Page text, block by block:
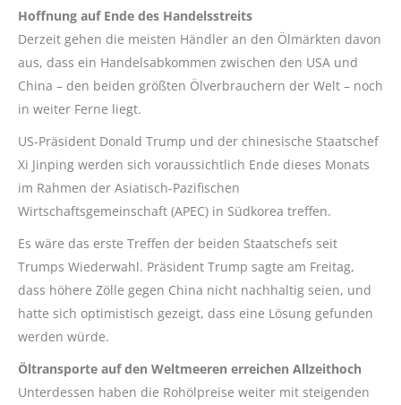
Hoffnung auf Ende des Handelsstreits
Derzeit gehen die meisten Händler an den Ölmärkten davon
aus, dass ein Handelsabkommen zwischen den USA und
China – den beiden größten Ölverbrauchern der Welt – noch
in weiter Ferne liegt.
US-Präsident Donald Trump und der chinesische Staatschef
Xi Jinping werden sich voraussichtlich Ende dieses Monats
im Rahmen der Asiatisch-Pazifischen
Wirtschaftsgemeinschaft (APEC) in Südkorea treffen.
Es wäre das erste Treffen der beiden Staatschefs seit
Trumps Wiederwahl. Präsident Trump sagte am Freitag,
dass höhere Zölle gegen China nicht nachhaltig seien, und
hatte sich optimistisch gezeigt, dass eine Lösung gefunden
werden würde.
Öltransporte auf den Weltmeeren erreichen Allzeithoch
Unterdessen haben die Rohölpreise weiter mit steigenden